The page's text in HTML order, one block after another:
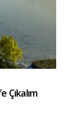
Çıkalım